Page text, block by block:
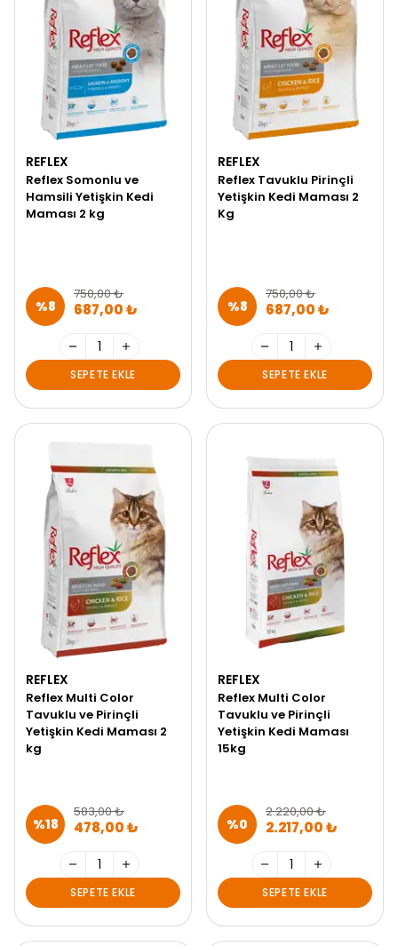
REFLEX
Reflex Somonlu ve
Hamsili Yetişkin Kedi
Maması 2 kg
%8
750,00 ₺
687,00 ₺
SEPETE EKLE
REFLEX
Reflex Tavuklu Pirinçli
Yetişkin Kedi Maması 2
Kg
%8
750,00 ₺
687,00 ₺
SEPETE EKLE
REFLEX
Reflex Multi Color
Tavuklu ve Pirinçli
Yetişkin Kedi Maması 2
kg
%18
583,00 ₺
478,00 ₺
SEPETE EKLE
REFLEX
Reflex Multi Color
Tavuklu ve Pirinçli
Yetişkin Kedi Maması
15kg
%0
2.220,00 ₺
2.217,00 ₺
SEPETE EKLE